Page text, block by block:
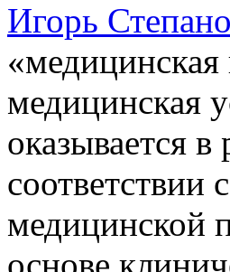
Игорь
медицинская
оказывается
соответствии
медицинской